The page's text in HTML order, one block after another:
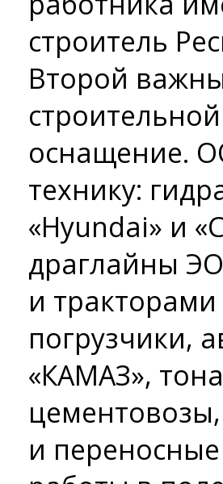
строитель
Второй
оснащение.
технику:
«Hyundai» и
драглайны
и
погрузчики,
«КАМАЗ»,
и